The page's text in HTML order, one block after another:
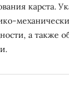
карста.
а также